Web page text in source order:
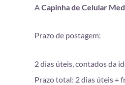
A Capinha de Celular
Prazo de postagem:
2 dias úteis, contados da
Prazo total: 2 dias úteis +